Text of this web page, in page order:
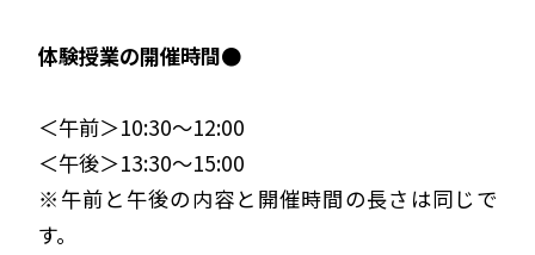
体験授業の開催時間●
＜午前＞10:30～12:00
＜午後＞13:30～15:00
※午前と午後の内容と開催時間の長さは同じで
す。